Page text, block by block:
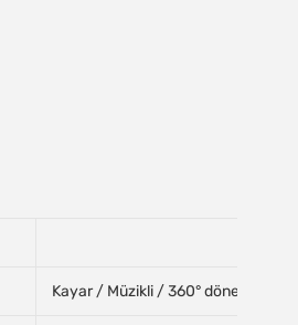
Kayar / Müzikli / 360° dönebilen